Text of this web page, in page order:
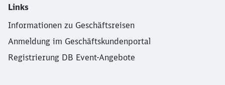
Links
Informationen zu Geschäftsreisen
Anmeldung im Geschäftskundenportal
Registrierung DB Event-Angebote